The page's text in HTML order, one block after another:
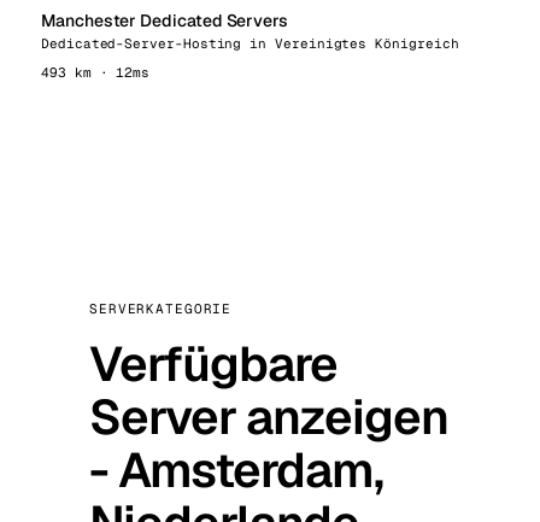
Manchester Dedicated Servers
Dedicated-Server-Hosting in Vereinigtes Königreich
493 km · 12ms
SERVERKATEGORIE
Verfügbare
Server anzeigen
- Amsterdam,